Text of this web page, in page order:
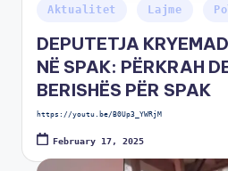
Aktualitet Lajme
DEPUTETJA
NË SPAK: PËRKRAH
BERISHËS PËR SPAK
https://youtu.be/B0Up3_YWRjM
February 17, 2025